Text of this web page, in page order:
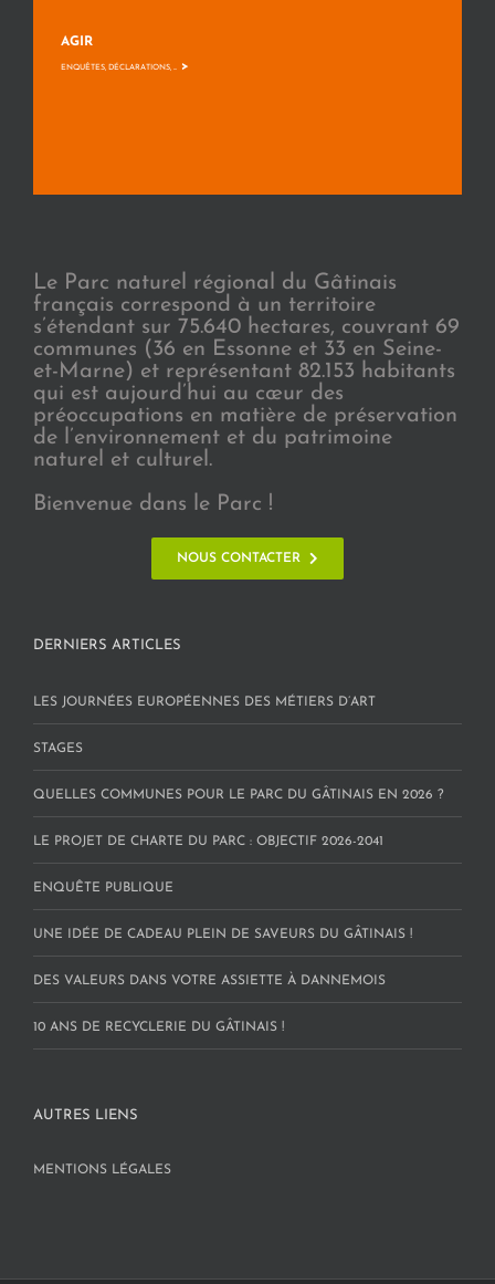
AGIR
ENQUÊTES, DÉCLARATIONS, ... >
Le Parc naturel régional du Gâtinais
français correspond à un territoire
s’étendant sur 75.640 hectares, couvrant 69
communes (36 en Essonne et 33 en Seine-
et-Marne) et représentant 82.153 habitants
qui est aujourd’hui au cœur des
préoccupations en matière de préservation
de l’environnement et du patrimoine
naturel et culturel.
Bienvenue dans le Parc !
NOUS CONTACTER
DERNIERS ARTICLES
LES JOURNÉES EUROPÉENNES DES MÉTIERS D’ART
STAGES
QUELLES COMMUNES POUR LE PARC DU GÂTINAIS EN 2026 ?
LE PROJET DE CHARTE DU PARC : OBJECTIF 2026-2041
ENQUÊTE PUBLIQUE
UNE IDÉE DE CADEAU PLEIN DE SAVEURS DU GÂTINAIS !
DES VALEURS DANS VOTRE ASSIETTE À DANNEMOIS
10 ANS DE RECYCLERIE DU GÂTINAIS !
AUTRES LIENS
MENTIONS LÉGALES